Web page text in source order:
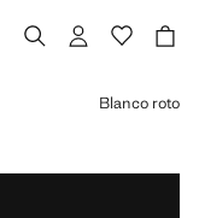
Blanco roto